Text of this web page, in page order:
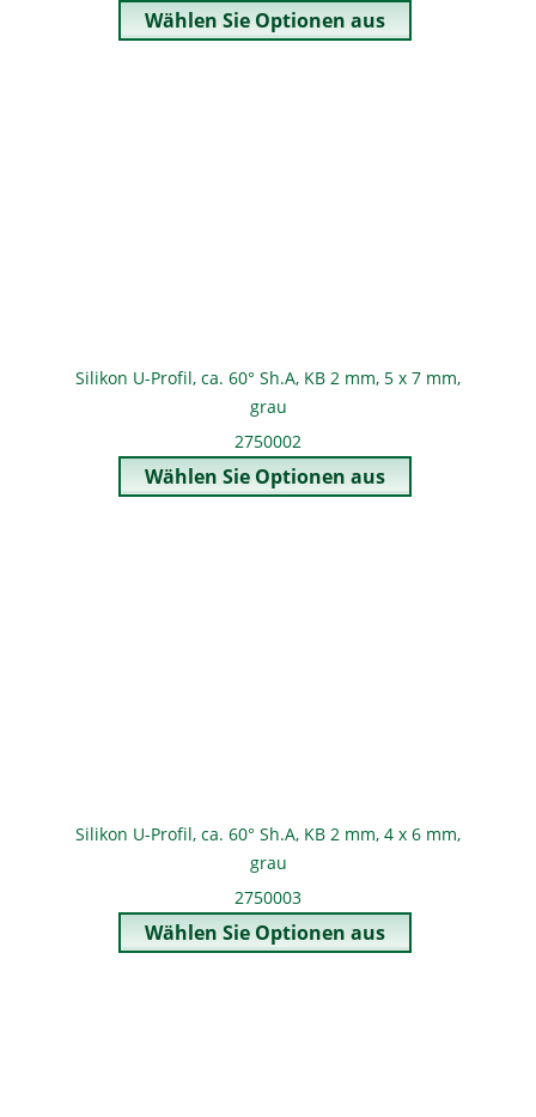
Silikon U-Profil, ca. 60° Sh.A, KB 2 mm, 5 x 7 mm,
grau
2750002
Silikon U-Profil, ca. 60° Sh.A, KB 2 mm, 4 x 6 mm,
grau
2750003